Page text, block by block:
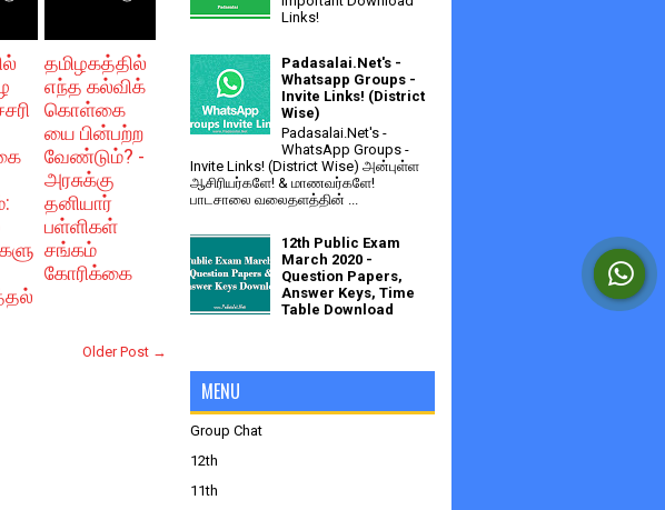
தமிழகத்தில்
எந்த கல்விக்
கொள்கை
யை பின்பற்ற
வேண்டும்? -
அரசுக்கு
தனியார்
பள்ளிகள்
சங்கம்
கோரிக்கை
Older Post →
Links!
Padasalai.Net's -
Whatsapp Groups -
Invite Links! (District
Wise)
Padasalai.Net's -
WhatsApp Groups -
Invite Links! (District Wise) அன்புள்ள
ஆசிரியர்களே! & மாணவர்களே!
பாடசாலை வலைதளத்தின் ...
12th Public Exam
March 2020 -
Question Papers,
Answer Keys, Time
Table Download
MENU
Group Chat
12th
11th